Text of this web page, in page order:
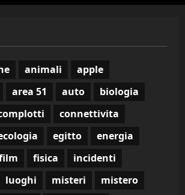
animali
apple
area 51 auto
biologia
connettivita
egitto
energia
fisica
incidenti
luoghi misteri
mistero